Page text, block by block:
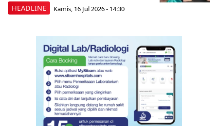
HEADLINE Kamis, 16 Jul 2026 - 14:30